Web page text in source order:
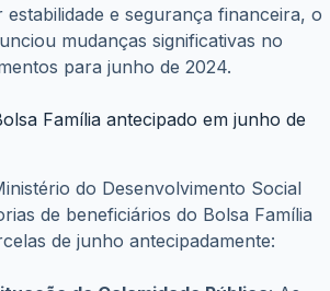
e segurança financeira, o
mudanças significativas no
para junho de 2024.
Família antecipado em junho de
do Desenvolvimento Social
de beneficiários do Bolsa Família
de junho antecipadamente: